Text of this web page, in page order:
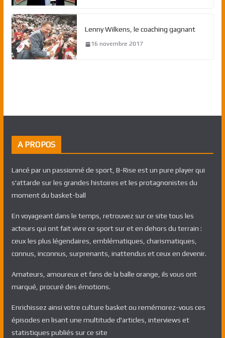
Lenny Wilkens, le coaching gagnant
16 novembre 2017
A PROPOS
Lancé par un passionné de sport, B-Rise est un pure player qui
s'attarde sur les grandes histoires et les protagnonistes du
moment du basket-ball
En voyageant dans le temps, retrouvez sur ce site tous les
acteurs qui ont fait vivre ce sport sur et en dehors du terrain :
ceux les plus légendaires, emblématiques, charismatiques,
connus, inconnus, surprenants, inattendus et ceux en devenir.
Amateurs, amoureux et fans de la balle orange, ils vous ont
marqué, procuré des émotions.
Enrichissez ainsi votre culture basket ou remémorez-vous ces
épisodes en lisant une multitude d'articles, interviews et
statistiques publiés sur ce site